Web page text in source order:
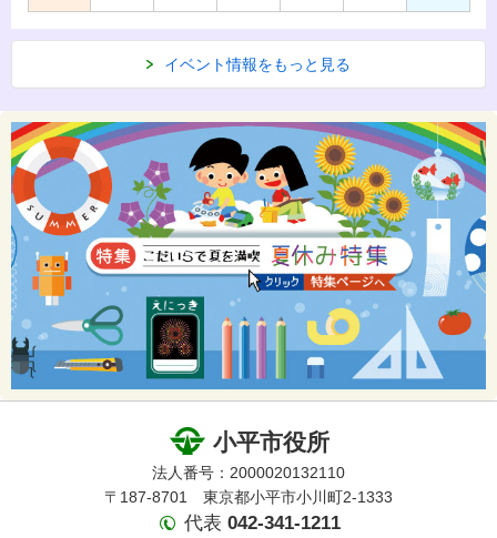
イベント情報をもっと見る
小平市役所
法人番号：2000020132110
〒187-8701 東京都小平市小川町2-1333
代表 042-341-1211